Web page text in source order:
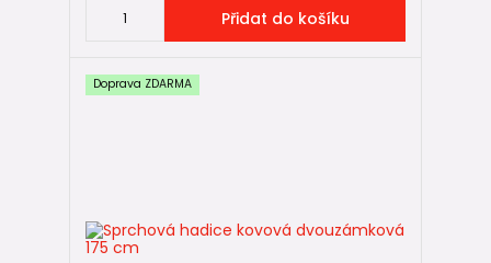
Přidat do košíku
Doprava ZDARMA